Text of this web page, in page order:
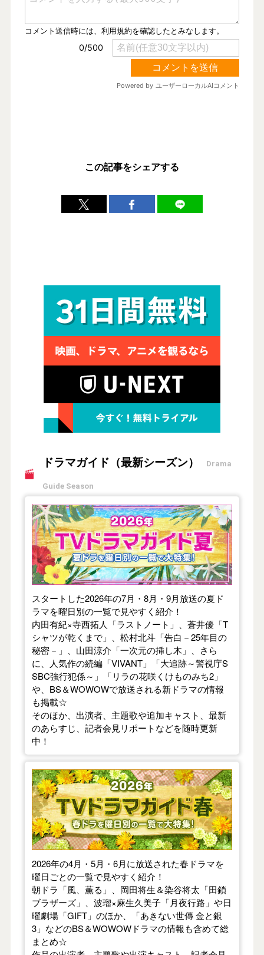
この記事をシェアする
ドラマガイド（最新シーズン） Drama
Guide Season
【2026年夏】TVドラマガイド
スタートした2026年の7月・8月・9月放送の夏ド
ラマを曜日別の一覧で見やすく紹介！
内田有紀×寺西拓人「ラストノート」、蒼井優「T
シャツが乾くまで」、松村北斗「告白－25年目の
秘密－」、山田涼介「一次元の挿し木」、さら
に、人気作の続編「VIVANT」「大追跡～警視庁S
SBC強行犯係～」「リラの花咲くけものみち2」
や、BS＆WOWOWで放送される新ドラマの情報
も掲載☆
そのほか、出演者、主題歌や追加キャスト、最新
のあらすじ、記者会見リポートなどを随時更新
中！
【2026年春】TVドラマガイド
2026年の4月・5月・6月に放送された春ドラマを
曜日ごとの一覧で見やすく紹介！
朝ドラ「風、薫る」、岡田将生＆染谷将太「田鎖
ブラザーズ」、波瑠×麻生久美子「月夜行路」や日
曜劇場「GIFT」のほか、「あきない世傳 金と銀
3」などのBS＆WOWOWドラマの情報も含めて総
まとめ☆